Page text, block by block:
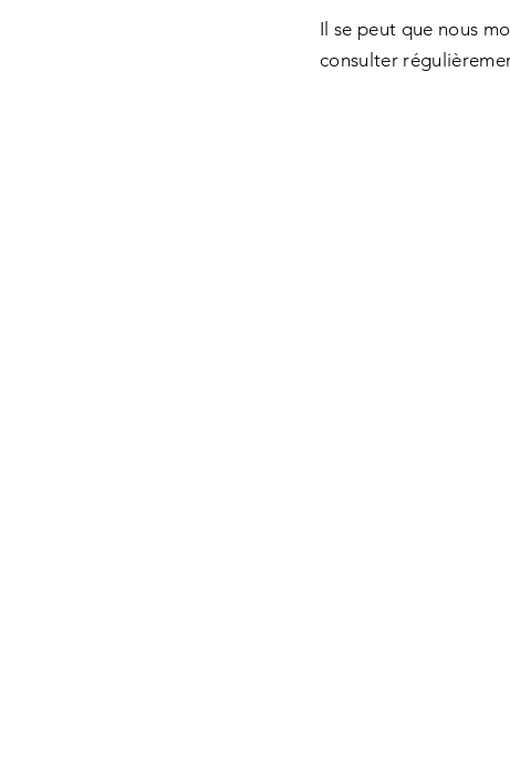
Il se peut que nous
consulter